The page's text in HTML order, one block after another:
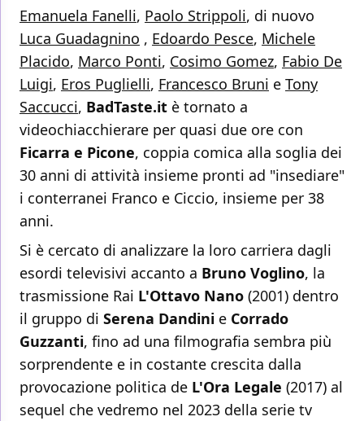
Emanuela Fanelli, Paolo Strippoli, di nuovo
Luca Guadagnino , Edoardo Pesce, Michele
Placido, Marco Ponti, Cosimo Gomez, Fabio De
Luigi, Eros Puglielli, Francesco Bruni e Tony
Saccucci, BadTaste.it è tornato a
videochiacchierare per quasi due ore con
Ficarra e Picone, coppia comica alla soglia dei
30 anni di attività insieme pronti ad "insediare"
i conterranei Franco e Ciccio, insieme per 38
anni.
Si è cercato di analizzare la loro carriera dagli
esordi televisivi accanto a Bruno Voglino, la
trasmissione Rai L'Ottavo Nano (2001) dentro
il gruppo di Serena Dandini e Corrado
Guzzanti, fino ad una filmografia sembra più
sorprendente e in costante crescita dalla
provocazione politica de L'Ora Legale (2017) al
sequel che vedremo nel 2023 della serie tv